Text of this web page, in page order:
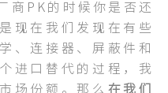
商PK的时候你是否还
现在我们发现在有些
、连接器、屏蔽件和
进口替代的过程，我
场份额。那么 在我们